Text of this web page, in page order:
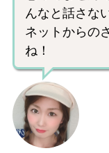
んなと話さな
ネットからの
ね！